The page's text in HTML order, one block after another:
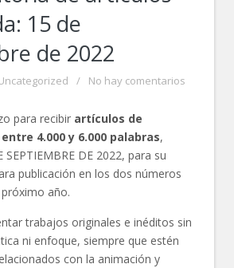
15 de
de 2022
/ No hay comentarios
para recibir artículos de
4.000 y 6.000 palabras,
SEPTIEMBRE DE 2022, para su
publicación en los dos números
año.
trabajos originales e inéditos sin
ni enfoque, siempre que estén
con la animación y